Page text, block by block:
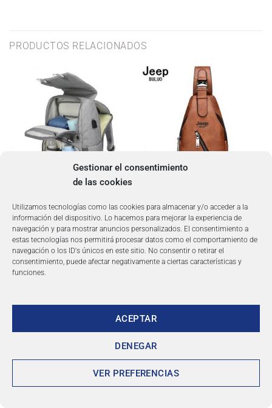
Gestionar el consentimiento
de las cookies
Utilizamos tecnologías como las cookies para almacenar y/o acceder a la
información del dispositivo. Lo hacemos para mejorar la experiencia de
navegación y para mostrar anuncios personalizados. El consentimiento a
estas tecnologías nos permitirá procesar datos como el comportamiento de
navegación o los ID's únicos en este sitio. No consentir o retirar el
consentimiento, puede afectar negativamente a ciertas características y
funciones.
ACEPTAR
DENEGAR
VER PREFERENCIAS
PRODUCTOS RELACIONADOS
LOW COST
Bolsa para bebé con interfaz
USB Bolsa grande para cambiar
pañales de bebé Mochila de
Viaje de maternidad para
mamá, bolsas de lactancia
50,16€
LOW COST
Bolso de pecho para hombre,
bandolera de cuero partido de
alta calidad
CAPITALES DEL MUNDO